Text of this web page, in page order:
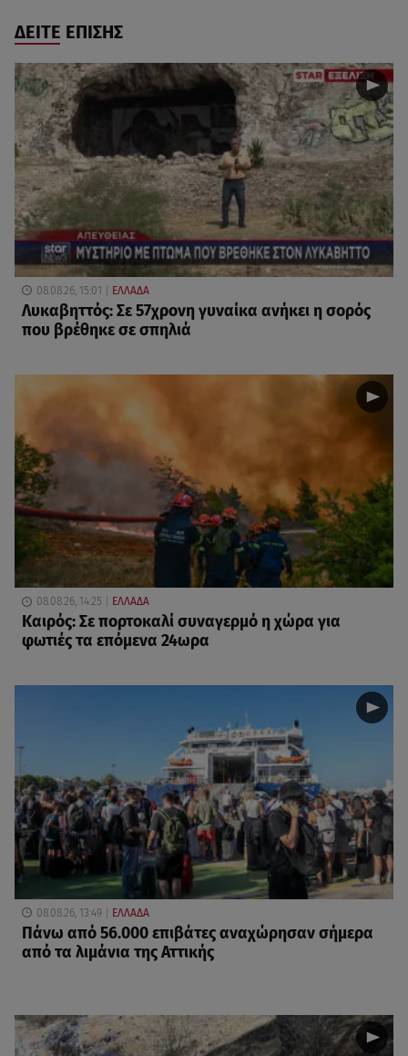
ΔΕΙΤΕ ΕΠΙΣΗΣ
08.08.26, 15:01 ΕΛΛΑΔΑ
Λυκαβηττός: Σε 57χρονη γυναίκα ανήκει η σορός
που βρέθηκε σε σπηλιά
08.08.26, 14:25 ΕΛΛΑΔΑ
Καιρός: Σε πορτοκαλί συναγερμό η χώρα για
φωτιές τα επόμενα 24ωρα
08.08.26, 13:49 ΕΛΛΑΔΑ
Πάνω από 56.000 επιβάτες αναχώρησαν σήμερα
από τα λιμάνια της Αττικής